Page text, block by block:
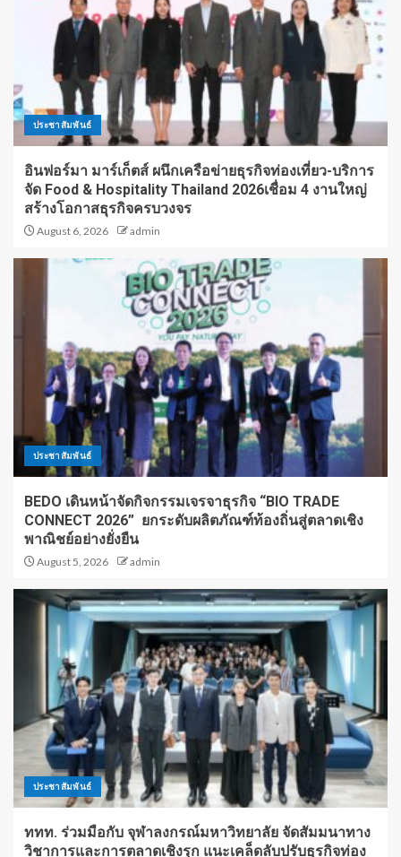
ประชาสัมพันธ์
อินฟอร์มา มาร์เก็ตส์ ผนึกเครือข่ายธุรกิจท่องเที่ยว-บริการ
จัด Food & Hospitality Thailand 2026เชื่อม 4 งานใหญ่
สร้างโอกาสธุรกิจครบวงจร
August 6, 2026 admin
ประชาสัมพันธ์
BEDO เดินหน้าจัดกิจกรรมเจรจาธุรกิจ “BIO TRADE
CONNECT 2026” ยกระดับผลิตภัณฑ์ท้องถิ่นสู่ตลาดเชิง
พาณิชย์อย่างยั่งยืน
August 5, 2026 admin
ประชาสัมพันธ์
ททท. ร่วมมือกับ จุฬาลงกรณ์มหาวิทยาลัย จัดสัมมนาทาง
วิชาการและการตลาดเชิงรุก แนะเคล็ดลับปรับธุรกิจท่อง